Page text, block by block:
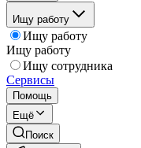
Ищу работу
Ищу работу
Ищу работу
Ищу сотрудника
Сервисы
Помощь
Ещё
Поиск